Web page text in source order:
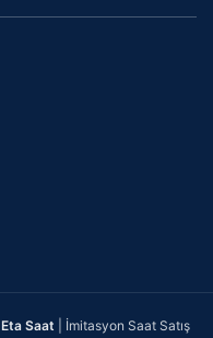
Eta Saat | İmitasyon Saat Satış